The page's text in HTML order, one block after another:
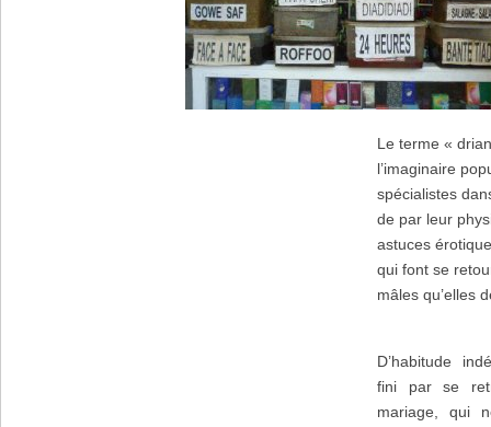
Le terme «
l’imaginaire
spécialistes
de par leur
astuces
qui font se
mâles qu’elles
D’habitude
fini par se
mariage, qui